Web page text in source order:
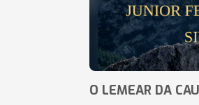
O LEMEAR DA